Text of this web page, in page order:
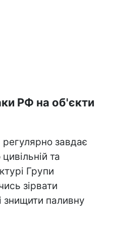
РФ на об'єкти
завдає
та
Групи
зірвати
знищити паливну